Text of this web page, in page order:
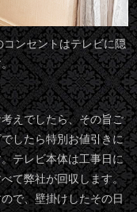
ンセントはテレビに隠
えでしたら、その旨ご
したら特別お値引きに
テレビ本体は工事日に
て弊社が回収します。
で、壁掛けしたその日